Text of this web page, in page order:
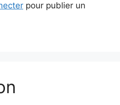
pour publier un